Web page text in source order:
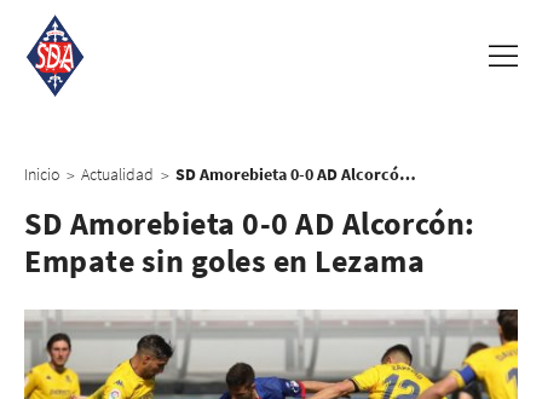
Inicio > Actualidad > SD Amorebieta 0-0 AD Alcorcón: Empate sin goles en Lezama
SD Amorebieta 0-0 AD Alcorcón:
Empate sin goles en Lezama